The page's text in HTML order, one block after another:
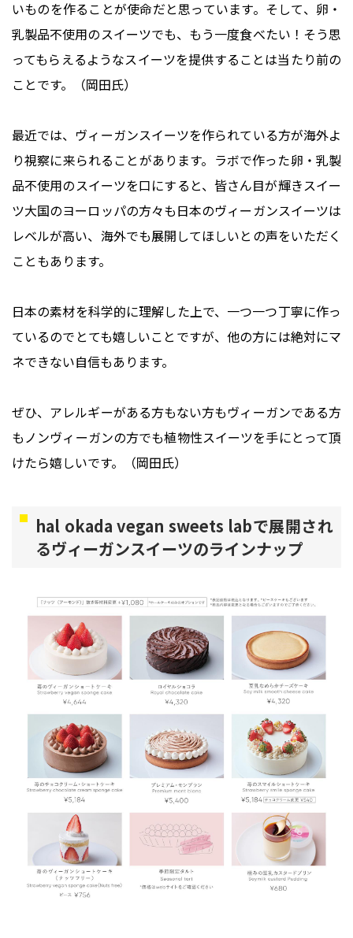
いものを作ることが使命だと思っています。そして、卵・
乳製品不使用のスイーツでも、もう一度食べたい！そう思
ってもらえるようなスイーツを提供することは当たり前の
ことです。（岡田氏）
最近では、ヴィーガンスイーツを作られている方が海外よ
り視察に来られることがあります。ラボで作った卵・乳製
品不使用のスイーツを口にすると、皆さん目が輝きスイー
ツ大国のヨーロッパの方々も日本のヴィーガンスイーツは
レベルが高い、海外でも展開してほしいとの声をいただく
こともあります。
日本の素材を科学的に理解した上で、一つ一つ丁寧に作っ
ているのでとても嬉しいことですが、他の方には絶対にマ
ネできない自信もあります。
ぜひ、アレルギーがある方もない方もヴィーガンである方
もノンヴィーガンの方でも植物性スイーツを手にとって頂
けたら嬉しいです。（岡田氏）
hal okada vegan sweets labで展開され
るヴィーガンスイーツのラインナップ